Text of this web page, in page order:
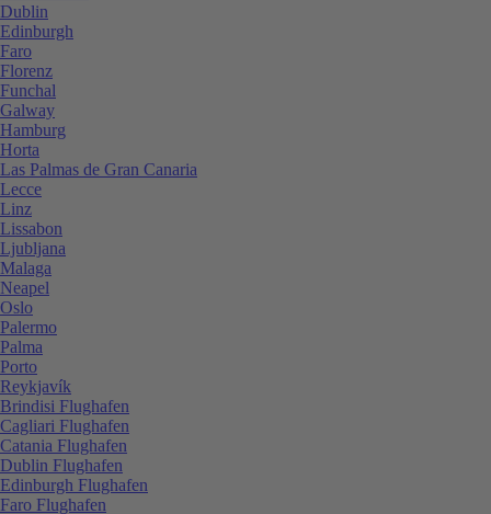
Dublin
Edinburgh
Faro
Florenz
Funchal
Galway
Hamburg
Horta
Las Palmas de Gran Canaria
Lecce
Linz
Lissabon
Ljubljana
Malaga
Neapel
Oslo
Palermo
Palma
Porto
Reykjavík
Brindisi Flughafen
Cagliari Flughafen
Catania Flughafen
Dublin Flughafen
Edinburgh Flughafen
Faro Flughafen